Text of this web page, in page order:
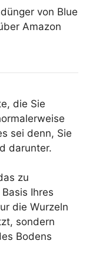
von Blue
Amazon
die Sie
sei denn, Sie
darunter.
zu
Ihres
die Wurzeln
sondern
Bodens